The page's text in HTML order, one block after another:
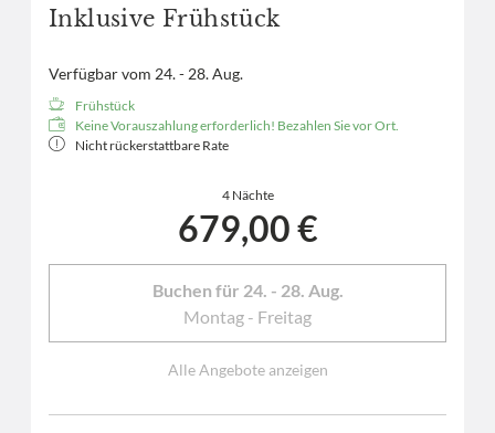
Inklusive Frühstück
Verfügbar vom 24. - 28. Aug.
Frühstück
Keine Vorauszahlung erforderlich! Bezahlen Sie vor Ort.
Nicht rückerstattbare Rate
4 Nächte
679,00 €
Buchen für 24. - 28. Aug.
Montag - Freitag
Alle Angebote anzeigen